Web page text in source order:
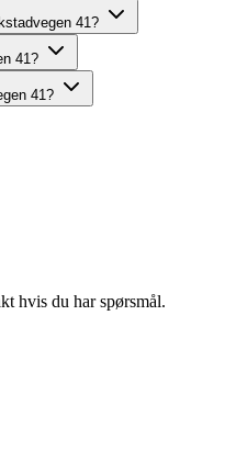
41?
41?
41?
hvis du har spørsmål.